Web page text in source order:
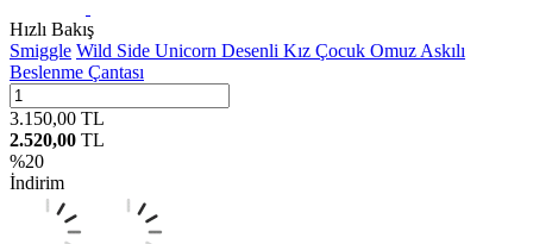
Hızlı Bakış
Smiggle Wild Side Unicorn Desenli Kız Çocuk Omuz Askılı
Beslenme Çantası
3.150,00 TL
2.520,00 TL
%20
İndirim